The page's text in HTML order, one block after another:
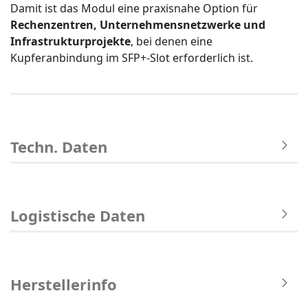
Damit ist das Modul eine praxisnahe Option für
Rechenzentren, Unternehmensnetzwerke und
Infrastrukturprojekte, bei denen eine
Kupferanbindung im SFP+-Slot erforderlich ist.
Techn. Daten
Logistische Daten
Herstellerinfo